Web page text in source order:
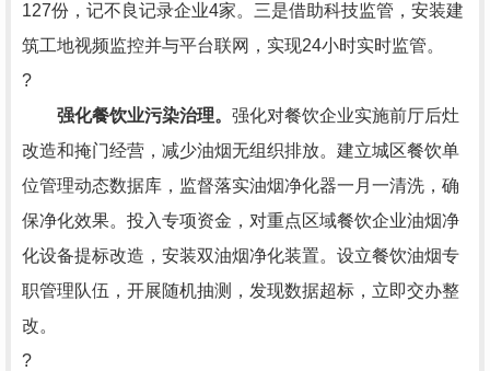
127份，记不良记录企业4家。三是借助科技监管，安装建
筑工地视频监控并与平台联网，实现24小时实时监管。
?
强化餐饮业污染治理。 强化对餐饮企业实施前厅后灶
改造和掩门经营，减少油烟无组织排放。建立城区餐饮单
位管理动态数据库，监督落实油烟净化器一月一清洗，确
保净化效果。投入专项资金，对重点区域餐饮企业油烟净
化设备提标改造，安装双油烟净化装置。设立餐饮油烟专
职管理队伍，开展随机抽测，发现数据超标，立即交办整
改。
?